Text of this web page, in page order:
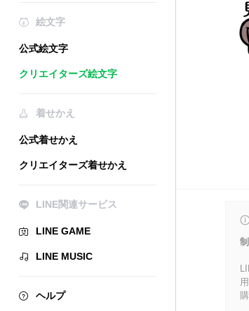
絵文字
公式絵文字
クリエイターズ絵文字
着せかえ
公式着せかえ
クリエイターズ着せかえ
LINE関連サービス
LINE GAME
LINE MUSIC
ヘルプ